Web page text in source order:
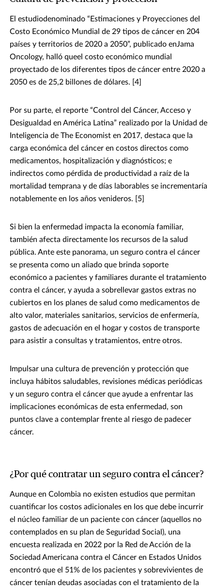
El estudiodenominado “Estimaciones y Proyecciones del
Costo Económico Mundial de 29 tipos de cáncer en 204
países y territorios de 2020 a 2050”, publicado enJama
Oncology, halló queel costo económico mundial
proyectado de los diferentes tipos de cáncer entre 2020 a
2050 es de 25,2 billones de dólares. [4]
Por su parte, el reporte “Control del Cáncer, Acceso y
Desigualdad en América Latina” realizado por la Unidad de
Inteligencia de The Economist en 2017, destaca que la
carga económica del cáncer en costos directos como
medicamentos, hospitalización y diagnósticos; e
indirectos como pérdida de productividad a raíz de la
mortalidad temprana y de días laborables se incrementaría
notablemente en los años venideros. [5]
Si bien la enfermedad impacta la economía familiar,
también afecta directamente los recursos de la salud
pública. Ante este panorama, un seguro contra el cáncer
se presenta como un aliado que brinda soporte
económico a pacientes y familiares durante el tratamiento
contra el cáncer, y ayuda a sobrellevar gastos extras no
cubiertos en los planes de salud como medicamentos de
alto valor, materiales sanitarios, servicios de enfermería,
gastos de adecuación en el hogar y costos de transporte
para asistir a consultas y tratamientos, entre otros.
Impulsar una cultura de prevención y protección que
incluya hábitos saludables, revisiones médicas periódicas
y un seguro contra el cáncer que ayude a enfrentar las
implicaciones económicas de esta enfermedad, son
puntos clave a contemplar frente al riesgo de padecer
cáncer.
¿Por qué contratar un seguro contra el cáncer?
Aunque en Colombia no existen estudios que permitan
cuantificar los costos adicionales en los que debe incurrir
el núcleo familiar de un paciente con cáncer (aquellos no
contemplados en su plan de Seguridad Social), una
encuesta realizada en 2022 por la Red de Acción de la
Sociedad Americana contra el Cáncer en Estados Unidos
encontró que el 51% de los pacientes y sobrevivientes de
cáncer tenían deudas asociadas con el tratamiento de la